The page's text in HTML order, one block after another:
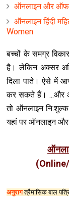
ऑनलाइन और
ऑनलाइन हिंदी
Women
बच्चों के समग्र
है। लेकिन अक्सर
दिला पाते। ऐसे में
कर सकते हैं। ...और
तो ऑनलाइन
यहां पर ऑनलाइन
अनुरागत्रैमासिक बाल